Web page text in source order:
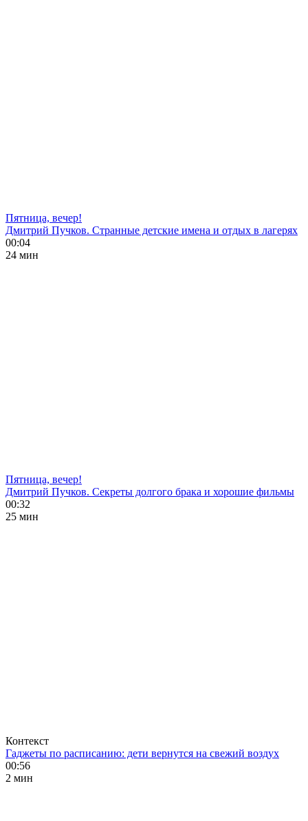
Пятница, вечер!
Дмитрий Пучков. Странные детские имена и отдых в лагерях
00:04
24 мин
Пятница, вечер!
Дмитрий Пучков. Секреты долгого брака и хорошие фильмы
00:32
25 мин
Контекст
Гаджеты по расписанию: дети вернутся на свежий воздух
00:56
2 мин